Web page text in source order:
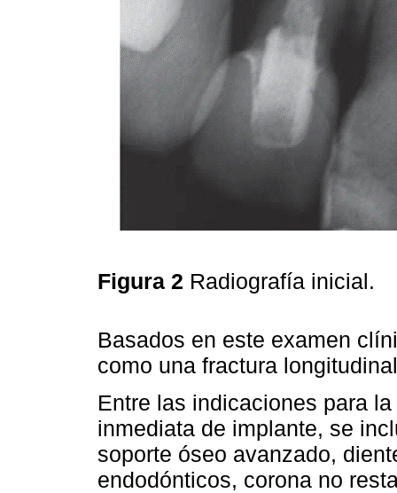
Figura 2 Radiografía inicial.
Basados en este examen
como una fractura
Entre las indicaciones para
inmediata de implante, se
soporte óseo avanzado,
endodónticos, corona no